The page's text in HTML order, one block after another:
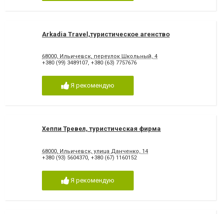
Arkadia Travel,туристическое агенство
68000, Ильичевск, переулок Школьный, 4
+380 (99) 3489107, +380 (63) 7757676
Я рекомендую
Хеппи Тревел, туристическая фирма
68000, Ильичевск, улица Данченко, 14
+380 (93) 5604370, +380 (67) 1160152
Я рекомендую